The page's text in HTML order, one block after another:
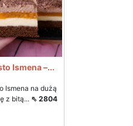
Ismena –...
Ismena na dużą
z bitą... ⇖ 2804